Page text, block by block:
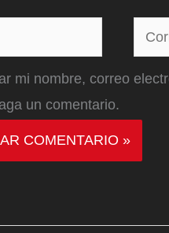
Correo
mi nombre, correo
un comentario.